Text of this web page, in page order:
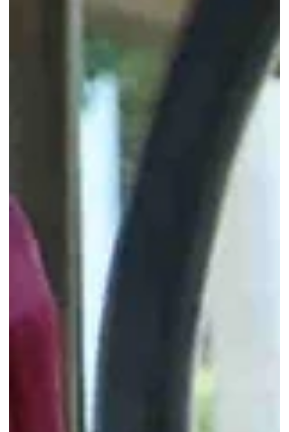
絡。一路上也說明 #高雄新市鎮 60米1-1道
路的開闢，除了會破壞有80年歷史的防空
洞、老樹、宿舍群街廓消失外，足以乘載
175萬噸滯洪量的典寶溪流河岸森林也會大
受影響。 許久不見花卉中心的苦楝樹，一
如往常地安住在它的身處，四周的野草像
是柔軟的地毯，讓人不自覺地想躺在上面
吹風。 一整個下午騎乘的路線，像是時光
機一般，穿梭了足以見證#橋頭糖廠的百年
歷史的每一刻，在自行車林蔭大道上，微
風吹拂，樹枝在清澈藍天的映襯下，光線
從樹縫間穿透，樹影婆娑，自問，這些美
麗的光景我們還有能力留下嗎？ #搶救橋
頭糖廠百頃森林 需要你 如果您也想留下這
份感動，不讓這裡的美景與生物變成 #未
來的 #老照片，希望大家將這份對環境的
愛，轉化為實際行動，除了參與 #搶救橋
頭糖廠百頃